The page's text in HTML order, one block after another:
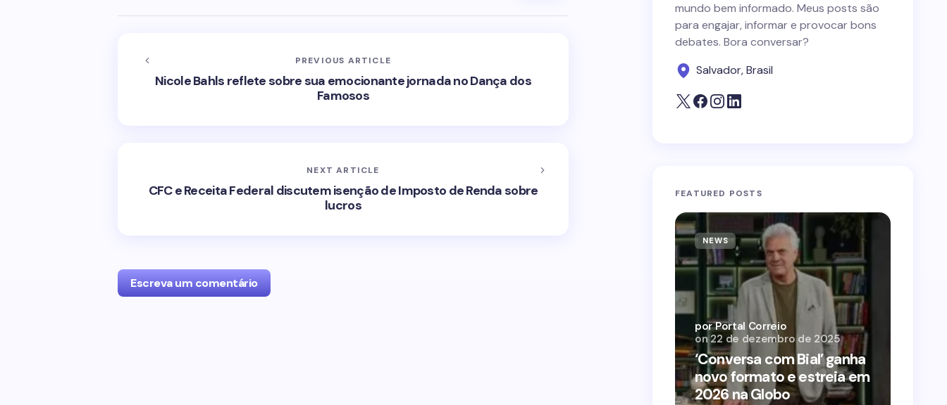
PREVIOUS ARTICLE
Nicole Bahls reflete sobre sua emocionante jornada no Dança dos
Famosos
NEXT ARTICLE
CFC e Receita Federal discutem isenção de Imposto de Renda sobre
lucros
Escreva um comentário
mundo bem informado. Meus posts são
para engajar, informar e provocar bons
debates. Bora conversar?
Salvador, Brasil
FEATURED POSTS
NEWS
‘Conversa com Bial’ ganha
novo formato e estreia em
2026 na Globo
por Portal Correio
on 22 de dezembro de 2025